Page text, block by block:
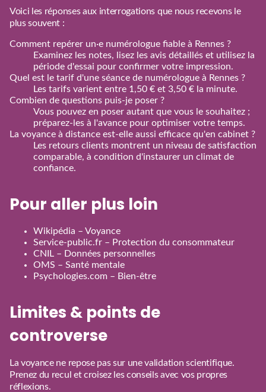
Voici les réponses aux interrogations que nous recevons le
plus souvent :
Comment repérer un·e numérologue fiable à Rennes ?
Examinez les notes, lisez les avis détaillés et utilisez la
période d'essai pour confirmer votre impression.
Quel est le tarif d'une séance de numérologue à Rennes ?
Les tarifs varient entre 1,50 € et 3,50 € la minute.
Combien de questions puis‑je poser ?
Vous pouvez en poser autant que vous le souhaitez ;
préparez‑les à l'avance pour optimiser votre temps.
La voyance à distance est‑elle aussi efficace qu'en cabinet ?
Les retours clients montrent un niveau de satisfaction
comparable, à condition d'instaurer un climat de
confiance.
Pour aller plus loin
Wikipédia – Voyance
Service‑public.fr – Protection du consommateur
CNIL – Données personnelles
OMS – Santé mentale
Psychologies.com – Bien‑être
Limites & points de
controverse
La voyance ne repose pas sur une validation scientifique.
Prenez du recul et croisez les conseils avec vos propres
réflexions.